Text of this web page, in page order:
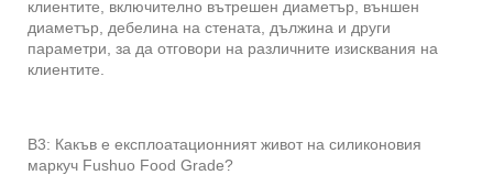
клиентите, включително вътрешен диаметър, външен
диаметър, дебелина на стената, дължина и други
параметри, за да отговори на различните изисквания на
клиентите.
В3: Какъв е експлоатационният живот на силиконовия
маркуч Fushuo Food Grade?